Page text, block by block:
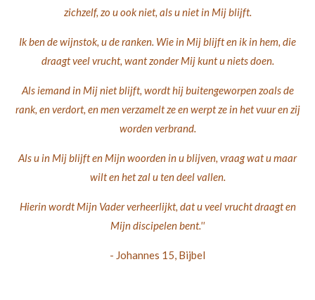
zichzelf, zo u ook niet, als u niet in Mij blijft.
Ik ben de wijnstok, u de ranken. Wie in Mij blijft en ik in hem, die
draagt veel vrucht, want zonder Mij kunt u niets doen.
Als iemand in Mij niet blijft, wordt hij buitengeworpen zoals de
rank, en verdort, en men verzamelt ze en werpt ze in het vuur en zij
worden verbrand.
Als u in Mij blijft en Mijn woorden in u blijven, vraag wat u maar
wilt en het zal u ten deel vallen.
Hierin wordt Mijn Vader verheerlijkt, dat u veel vrucht draagt en
Mijn discipelen bent.''
- Johannes 15, Bijbel